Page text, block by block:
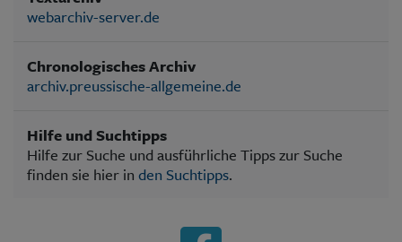
webarchiv-server.de
Chronologisches Archiv
archiv.preussische-allgemeine.de
Hilfe und Suchtipps
Hilfe zur Suche und ausführliche Tipps zur Suche
finden sie hier in den Suchtipps.